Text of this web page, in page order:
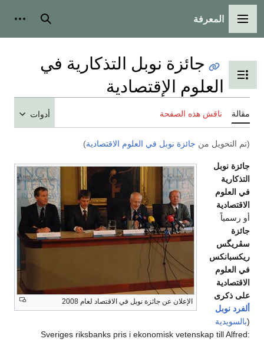
القائمة الرئيسية
المعرفة بحث
تبديل عرض جدول المحتويات
جائزة نوبل التذكارية في
العلوم الإقتصادية
مقالة ناقش هذه الصفحة أدوات
(تم التحويل من جائزة نوبل في العلوم الاقتصادية)
الإعلان عن جائزة نوبل في الاقتصاد لعام 2008
جائزة نوبل
التذكارية
في العلوم
الاقتصادية
أو رسمياً
جائزة
سڤريگس
ريكسبانكس
في العلوم
الاقتصادية
على ذكرى
ألفرد نوبل
(بالسويدية
:Sveriges riksbanks pris i ekonomisk vetenskap till Alfred